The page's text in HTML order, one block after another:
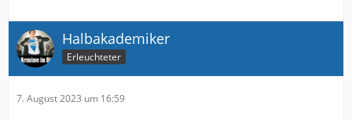
Halbakademiker
Erleuchteter
7. August 2023 um 16:59